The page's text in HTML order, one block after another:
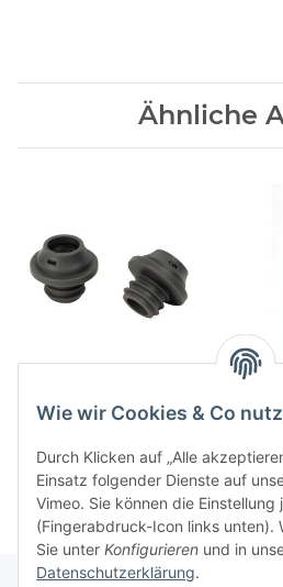
Ähnliche
fuer Weinpumpe
14,00 CHF*
Wie wir Cookies & Co
Durch Klicken auf „Alle
Einsatz folgender Dienste auf
Vimeo. Sie können die
(Fingerabdruck-Icon links unten).
Sie unter Konfigurieren und in
Datenschutzerklärung.